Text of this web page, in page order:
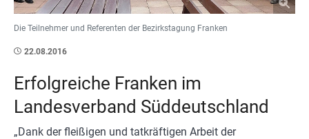
Die Teilnehmer und Referenten der Bezirkstagung Franken
22.08.2016
Erfolgreiche Franken im
Landesverband Süddeutschland
„Dank der fleißigen und tatkräftigen Arbeit der